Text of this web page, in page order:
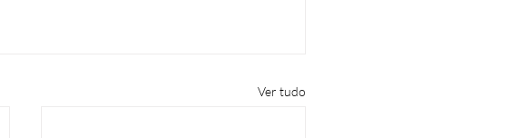
Ver tudo